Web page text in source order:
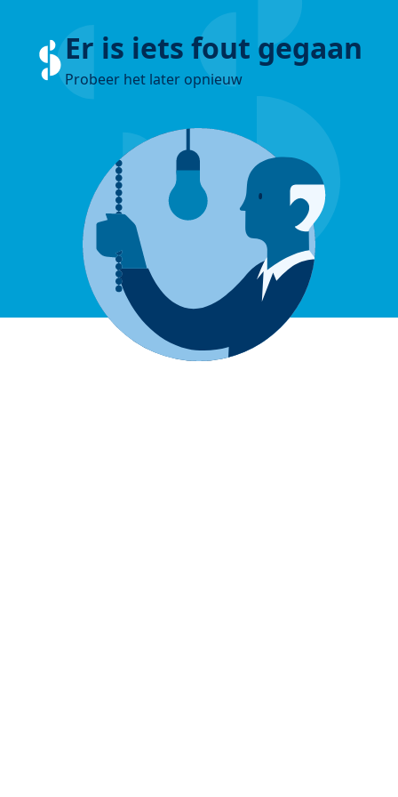
Er is iets fout gegaan
Probeer het later opnieuw